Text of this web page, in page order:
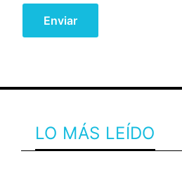
LO MÁS LEÍDO